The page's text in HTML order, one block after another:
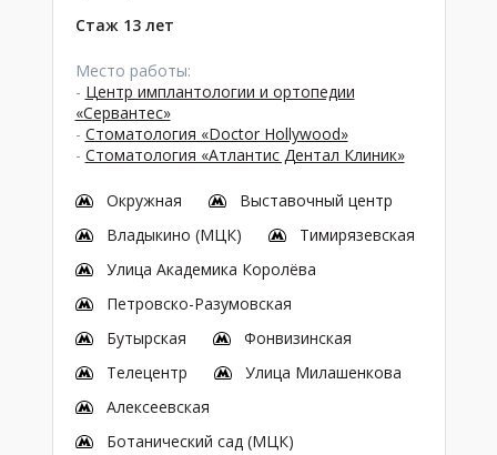
Стаж 13 лет
Место работы:
- Центр имплантологии и ортопедии
«Сервантес»
- Стоматология «Doctor Hollywood»
- Стоматология «Атлантис Дентал Клиник»
Окружная
Выставочный центр
Владыкино (МЦК)
Тимирязевская
Улица Академика Королёва
Петровско-Разумовская
Бутырская
Фонвизинская
Телецентр
Улица Милашенкова
Алексеевская
Ботанический сад (МЦК)